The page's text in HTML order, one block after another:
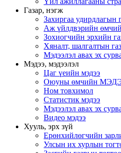
Газар, нэгж
Захиргаа удирдлагын
Аж үйлдвэрийн
Зохиогчийн эрхийн
Хяналт, шалгалтын
Мэдээлэл авах эх
Мэдээ, мэдээлэл
Цаг үеийн мэдээ
Оюуны өмчийн
Ном товхимол
Статистик мэдээ
Мэдээлэл авах эх
Видео мэдээ
Хууль, эрх зүй
Ерөнхийлөгчийн
Улсын их хурлын